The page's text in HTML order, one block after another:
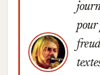
pour